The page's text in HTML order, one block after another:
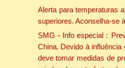
Alerta para temperaturas
superiores. Aconselha-se
SMG－Info especial：
China. Devido à
deve tomar medidas de